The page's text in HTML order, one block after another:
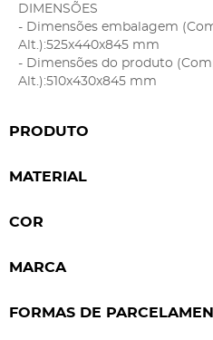
DIMENSÕES
- Dimensões embalagem
Alt.):525x440x845 mm
- Dimensões do produto
Alt.):510x430x845 mm
PRODUTO
MATERIAL
COR
MARCA
FORMAS DE